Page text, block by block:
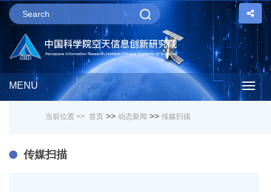
MENU
当前位置 >> 首页 >> 动态新闻 >> 传媒扫描
传媒扫描